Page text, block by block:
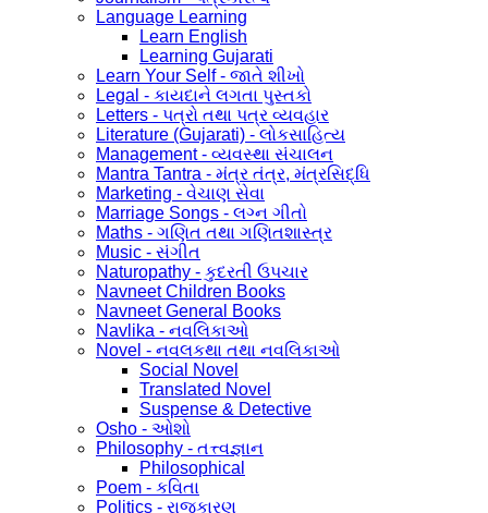
Language Learning
Learn English
Learning Gujarati
Learn Your Self - જાતે શીખો
Legal - કાયદાને લગતા પુસ્તકો
Letters - પત્રો તથા પત્ર વ્યવહાર
Literature (Gujarati) - લોકસાહિત્ય
Management - વ્યવસ્થા સંચાલન
Mantra Tantra - મંત્ર તંત્ર, મંત્રસિદ્ધિ
Marketing - વેચાણ સેવા
Marriage Songs - લગ્ન ગીતો
Maths - ગણિત તથા ગણિતશાસ્ત્ર
Music - સંગીત
Naturopathy - કુદરતી ઉપચાર
Navneet Children Books
Navneet General Books
Navlika - નવલિકાઓ
Novel - નવલકથા તથા નવલિકાઓ
Social Novel
Translated Novel
Suspense & Detective
Osho - ઓશો
Philosophy - તત્ત્વજ્ઞાન
Philosophical
Poem - કવિતા
Politics - રાજકારણ